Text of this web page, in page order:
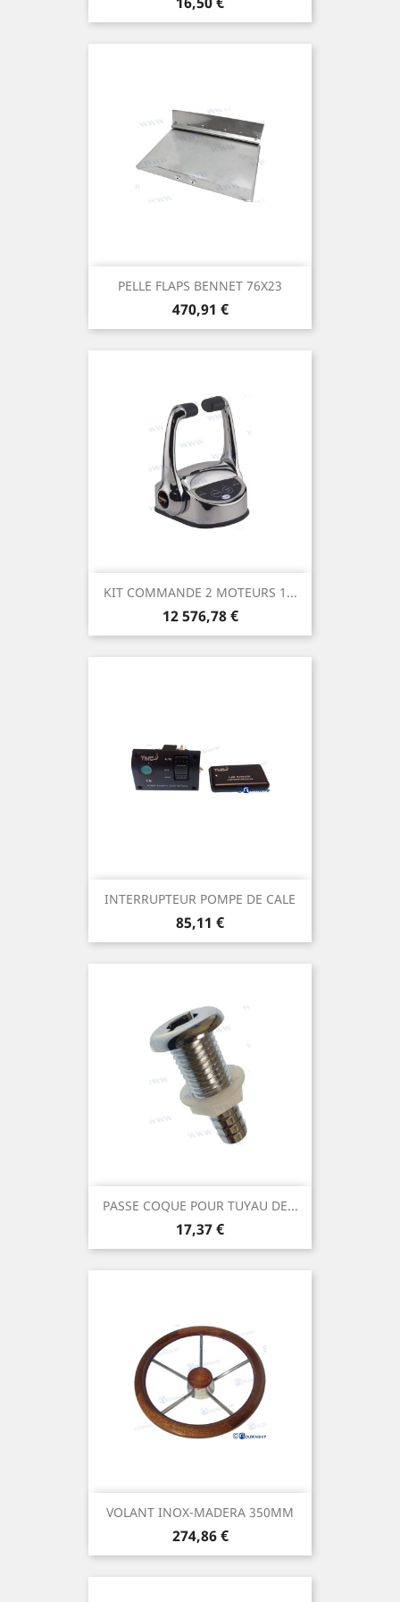
PELLE FLAPS BENNET 76X23
Prix
470,91 €
KIT COMMANDE 2 MOTEURS 1...
Prix
12 576,78 €
INTERRUPTEUR POMPE DE CALE
Prix
85,11 €
PASSE COQUE POUR TUYAU DE...
Prix
17,37 €
VOLANT INOX-MADERA 350MM
Prix
274,86 €